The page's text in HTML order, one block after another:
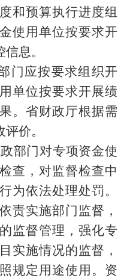
和预算执行进度组
使用单位按要求开
息。
门应按要求组织开
单位按要求开展绩
。省财政厅根据需
价。
部门对专项资金使
查，对监督检查中
为依法处理处罚。
责实施部门监督，
监督管理，强化专
实施情况的监督，
规定用途使用。资